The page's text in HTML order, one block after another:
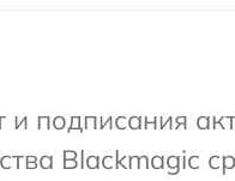
и подписания
Blackmagic